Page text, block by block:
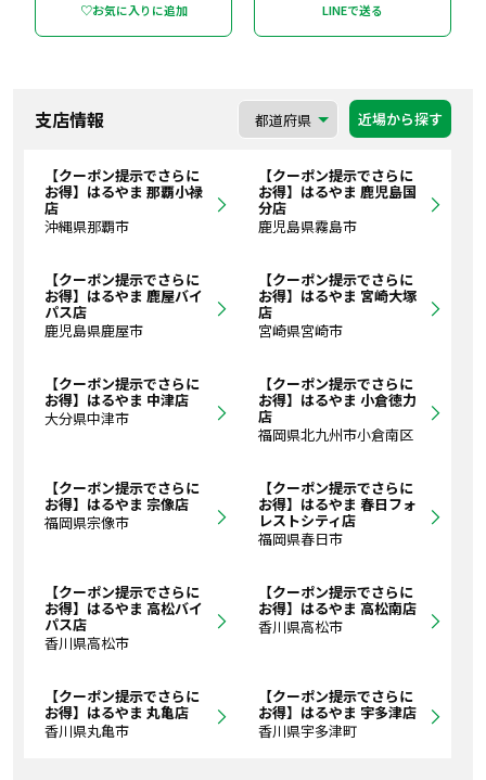
♡お気に入りに追加 LINEで送る
支店情報 近場から探す
【クーポン提示でさらに
お得】はるやま 那覇小禄
店
沖縄県那覇市
【クーポン提示でさらに
お得】はるやま 鹿児島国
分店
鹿児島県霧島市
【クーポン提示でさらに
お得】はるやま 鹿屋バイ
パス店
鹿児島県鹿屋市
【クーポン提示でさらに
お得】はるやま 宮崎大塚
店
宮崎県宮崎市
【クーポン提示でさらに
お得】はるやま 中津店
大分県中津市
【クーポン提示でさらに
お得】はるやま 小倉徳力
店
福岡県北九州市小倉南区
【クーポン提示でさらに
お得】はるやま 宗像店
福岡県宗像市
【クーポン提示でさらに
お得】はるやま 春日フォ
レストシティ店
福岡県春日市
【クーポン提示でさらに
お得】はるやま 高松バイ
パス店
香川県高松市
【クーポン提示でさらに
お得】はるやま 高松南店
香川県高松市
【クーポン提示でさらに
お得】はるやま 丸亀店
香川県丸亀市
【クーポン提示でさらに
お得】はるやま 宇多津店
香川県宇多津町